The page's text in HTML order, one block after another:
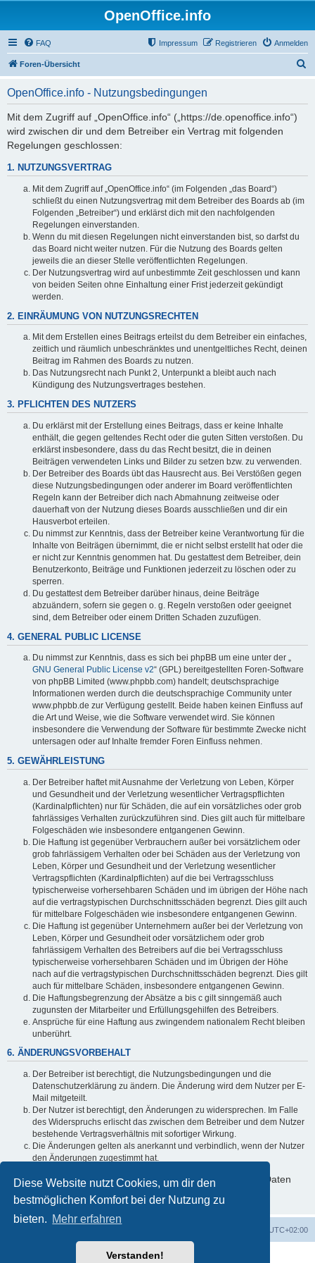
Diese Website nutzt Cookies, um dir den
bestmöglichen Komfort bei der Nutzung zu
bieten. Mehr erfahren
Verstanden!
OpenOffice.info
FAQ Anmelden
Registrieren
Impressum
Foren-Übersicht
OpenOffice.info - Nutzungsbedingungen
Mit dem Zugriff auf „OpenOffice.info“ („https://de.openoffice.info“)
wird zwischen dir und dem Betreiber ein Vertrag mit folgenden
Regelungen geschlossen:
1. NUTZUNGSVERTRAG
Mit dem Zugriff auf „OpenOffice.info“ (im Folgenden „das Board“)
schließt du einen Nutzungsvertrag mit dem Betreiber des Boards ab (im
Folgenden „Betreiber“) und erklärst dich mit den nachfolgenden
Regelungen einverstanden.
Wenn du mit diesen Regelungen nicht einverstanden bist, so darfst du
das Board nicht weiter nutzen. Für die Nutzung des Boards gelten
jeweils die an dieser Stelle veröffentlichten Regelungen.
Der Nutzungsvertrag wird auf unbestimmte Zeit geschlossen und kann
von beiden Seiten ohne Einhaltung einer Frist jederzeit gekündigt
werden.
2. EINRÄUMUNG VON NUTZUNGSRECHTEN
Mit dem Erstellen eines Beitrags erteilst du dem Betreiber ein einfaches,
zeitlich und räumlich unbeschränktes und unentgeltliches Recht, deinen
Beitrag im Rahmen des Boards zu nutzen.
Das Nutzungsrecht nach Punkt 2, Unterpunkt a bleibt auch nach
Kündigung des Nutzungsvertrages bestehen.
3. PFLICHTEN DES NUTZERS
Du erklärst mit der Erstellung eines Beitrags, dass er keine Inhalte
enthält, die gegen geltendes Recht oder die guten Sitten verstoßen. Du
erklärst insbesondere, dass du das Recht besitzt, die in deinen
Beiträgen verwendeten Links und Bilder zu setzen bzw. zu verwenden.
Der Betreiber des Boards übt das Hausrecht aus. Bei Verstößen gegen
diese Nutzungsbedingungen oder anderer im Board veröffentlichten
Regeln kann der Betreiber dich nach Abmahnung zeitweise oder
dauerhaft von der Nutzung dieses Boards ausschließen und dir ein
Hausverbot erteilen.
Du nimmst zur Kenntnis, dass der Betreiber keine Verantwortung für die
Inhalte von Beiträgen übernimmt, die er nicht selbst erstellt hat oder die
er nicht zur Kenntnis genommen hat. Du gestattest dem Betreiber, dein
Benutzerkonto, Beiträge und Funktionen jederzeit zu löschen oder zu
sperren.
Du gestattest dem Betreiber darüber hinaus, deine Beiträge
abzuändern, sofern sie gegen o. g. Regeln verstoßen oder geeignet
sind, dem Betreiber oder einem Dritten Schaden zuzufügen.
4. GENERAL PUBLIC LICENSE
Du nimmst zur Kenntnis, dass es sich bei phpBB um eine unter der „
GNU General Public License v2“ (GPL) bereitgestellten Foren-Software
von phpBB Limited (www.phpbb.com) handelt; deutschsprachige
Informationen werden durch die deutschsprachige Community unter
www.phpbb.de zur Verfügung gestellt. Beide haben keinen Einfluss auf
die Art und Weise, wie die Software verwendet wird. Sie können
insbesondere die Verwendung der Software für bestimmte Zwecke nicht
untersagen oder auf Inhalte fremder Foren Einfluss nehmen.
5. GEWÄHRLEISTUNG
Der Betreiber haftet mit Ausnahme der Verletzung von Leben, Körper
und Gesundheit und der Verletzung wesentlicher Vertragspflichten
(Kardinalpflichten) nur für Schäden, die auf ein vorsätzliches oder grob
fahrlässiges Verhalten zurückzuführen sind. Dies gilt auch für mittelbare
Folgeschäden wie insbesondere entgangenen Gewinn.
Die Haftung ist gegenüber Verbrauchern außer bei vorsätzlichem oder
grob fahrlässigem Verhalten oder bei Schäden aus der Verletzung von
Leben, Körper und Gesundheit und der Verletzung wesentlicher
Vertragspflichten (Kardinalpflichten) auf die bei Vertragsschluss
typischerweise vorhersehbaren Schäden und im übrigen der Höhe nach
auf die vertragstypischen Durchschnittsschäden begrenzt. Dies gilt auch
für mittelbare Folgeschäden wie insbesondere entgangenen Gewinn.
Die Haftung ist gegenüber Unternehmern außer bei der Verletzung von
Leben, Körper und Gesundheit oder vorsätzlichem oder grob
fahrlässigem Verhalten des Betreibers auf die bei Vertragsschluss
typischerweise vorhersehbaren Schäden und im Übrigen der Höhe
nach auf die vertragstypischen Durchschnittsschäden begrenzt. Dies gilt
auch für mittelbare Schäden, insbesondere entgangenen Gewinn.
Die Haftungsbegrenzung der Absätze a bis c gilt sinngemäß auch
zugunsten der Mitarbeiter und Erfüllungsgehilfen des Betreibers.
Ansprüche für eine Haftung aus zwingendem nationalem Recht bleiben
unberührt.
6. ÄNDERUNGSVORBEHALT
Der Betreiber ist berechtigt, die Nutzungsbedingungen und die
Datenschutzerklärung zu ändern. Die Änderung wird dem Nutzer per E-
Mail mitgeteilt.
Der Nutzer ist berechtigt, den Änderungen zu widersprechen. Im Falle
des Widerspruchs erlischt das zwischen dem Betreiber und dem Nutzer
bestehende Vertragsverhältnis mit sofortiger Wirkung.
Die Änderungen gelten als anerkannt und verbindlich, wenn der Nutzer
den Änderungen zugestimmt hat.
Informationen über den Umgang mit deinen persönlichen Daten
sind in der Datenschutzerklärung enthalten.
UTC+02:00
Powered byphpBB® Forum Software © phpBB Limited